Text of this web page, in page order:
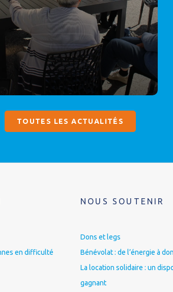
TOUTES LES ACTUALITÉS
en difficulté
NOUS SOUTENIR
Dons et legs
Bénévolat : de l’énergie à
La location solidaire : un
gagnant